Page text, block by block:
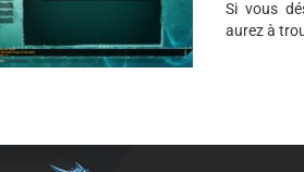
Si vous
aurez à